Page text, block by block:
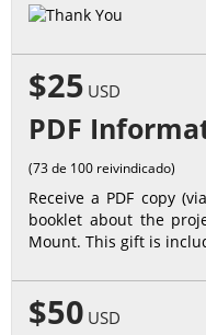
$25 USD
PDF
(73 de 100 reivindicado)
Receive a PDF copy
booklet about the
Mount. This gift is
$50 USD